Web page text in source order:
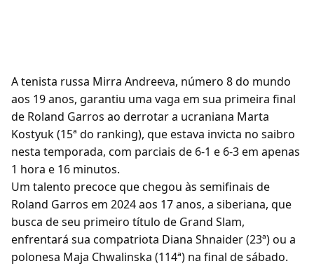
A tenista russa Mirra Andreeva, número 8 do mundo
aos 19 anos, garantiu uma vaga em sua primeira final
de Roland Garros ao derrotar a ucraniana Marta
Kostyuk (15ª do ranking), que estava invicta no saibro
nesta temporada, com parciais de 6-1 e 6-3 em apenas
1 hora e 16 minutos.
Um talento precoce que chegou às semifinais de
Roland Garros em 2024 aos 17 anos, a siberiana, que
busca de seu primeiro título de Grand Slam,
enfrentará sua compatriota Diana Shnaider (23ª) ou a
polonesa Maja Chwalinska (114ª) na final de sábado.